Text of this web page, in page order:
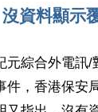
資料顯示
元綜合外電
件，香港保安